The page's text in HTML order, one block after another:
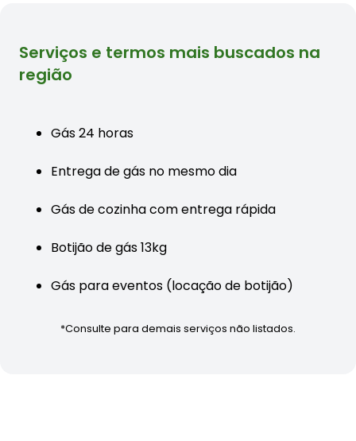
Serviços e termos mais buscados na
região
Gás 24 horas
Entrega de gás no mesmo dia
Gás de cozinha com entrega rápida
Botijão de gás 13kg
Gás para eventos (locação de botijão)
*Consulte para demais serviços não listados.